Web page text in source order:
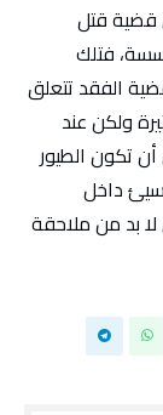
قضية قتل
فتلك
الفقد تتعلق
ولكن عند
تكون الطيور
داخل
لا بد من ملاحقة